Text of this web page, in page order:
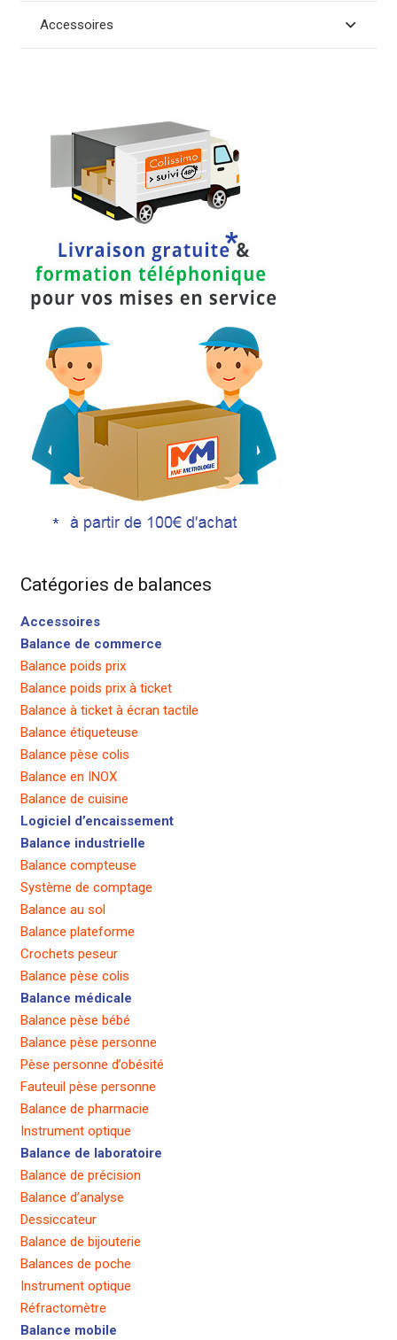
Accessoires
Catégories de balances
Accessoires
Balance de commerce
Balance poids prix
Balance poids prix à ticket
Balance à ticket à écran tactile
Balance étiqueteuse
Balance pèse colis
Balance en INOX
Balance de cuisine
Logiciel d’encaissement
Balance industrielle
Balance compteuse
Système de comptage
Balance au sol
Balance plateforme
Crochets peseur
Balance pèse colis
Balance médicale
Balance pèse bébé
Balance pèse personne
Pèse personne d’obésité
Fauteuil pèse personne
Balance de pharmacie
Instrument optique
Balance de laboratoire
Balance de précision
Balance d’analyse
Dessiccateur
Balance de bijouterie
Balances de poche
Instrument optique
Réfractomètre
Balance mobile